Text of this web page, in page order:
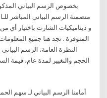
بخصوص الرسم البياني
المتوفرة . تجد هنا جميع
النظرة العامة، الرسم
الحجم والتغيير لمدة عام، قيمة
أمامنا الرسم البياني لـ سهم